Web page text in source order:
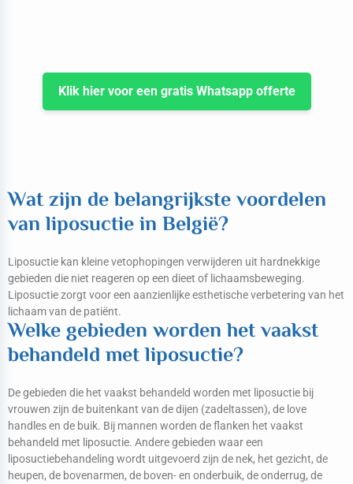
Klik hier voor een gratis Whatsapp offerte
Wat zijn de belangrijkste voordelen
van liposuctie in België?
Liposuctie kan kleine vetophopingen verwijderen uit hardnekkige
gebieden die niet reageren op een dieet of lichaamsbeweging.
Liposuctie zorgt voor een aanzienlijke esthetische verbetering van het
lichaam van de patiënt.
Welke gebieden worden het vaakst
behandeld met liposuctie?
De gebieden die het vaakst behandeld worden met liposuctie bij
vrouwen zijn de buitenkant van de dijen (zadeltassen), de love
handles en de buik. Bij mannen worden de flanken het vaakst
behandeld met liposuctie. Andere gebieden waar een
liposuctiebehandeling wordt uitgevoerd zijn de nek, het gezicht, de
heupen, de bovenarmen, de boven- en onderbuik, de onderrug, de